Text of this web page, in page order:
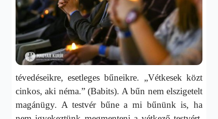
tévedéseikre, esetleges bűneikre. „Vétkesek közt
cinkos, aki néma.” (Babits). A bűn nem elszigetelt
magánügy. A testvér bűne a mi bűnünk is, ha